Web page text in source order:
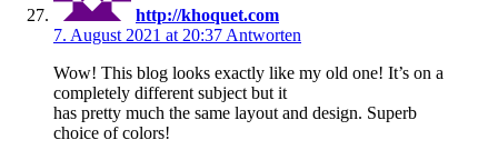
http://khoquet.com
7. August 2021 at 20:37 Antworten
Wow! This blog looks exactly like my old one! It’s on a
completely different subject but it
has pretty much the same layout and design. Superb
choice of colors!